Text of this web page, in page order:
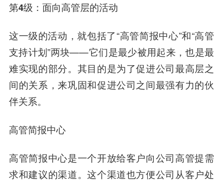
第4级：面向高管层的活动
这一级的活动，就包括了“高管简报中心”和“高管
支持计划”两块——它们是最少被用起来，也是最
难实现的部分。其目的是为了促进公司最高层之
间的关系，来巩固和促进公司之间最强有力的伙
伴关系。
高管简报中心
高管简报中心是一个开放给客户向公司高管提需
求和建议的渠道。这个渠道也方便公司从客户处